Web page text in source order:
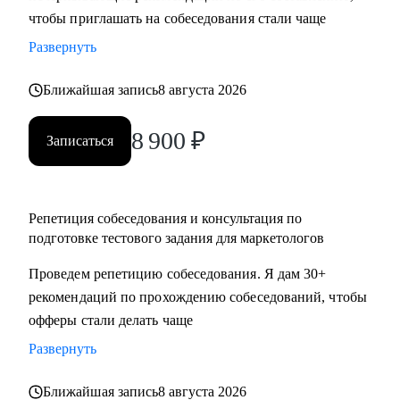
достижения намеченных целей
• Оценить навыки в маркетинге и дам рекомендации, что и
• Отвечу на любые вопросы, связанные с карьерой
маркетолога и поиском работы
Кому могу помочь:
• Начинающий в профессии
• Планируешь сменить роль или профиль
• Стремишься стать руководителем
• Хочешь быть полностью уверен в своём резюме и
коммуникациях
чтобы приглашать на собеседования стали чаще
Развернуть
Ближайшая запись8 августа 2026
Записаться 8 900 ₽
Репетиция собеседования и консультация по
подготовке тестового задания для маркетологов
Проведем репетицию собеседования. Я дам 30+
рекомендаций по прохождению собеседований, чтобы
офферы стали делать чаще
Развернуть
Ближайшая запись8 августа 2026